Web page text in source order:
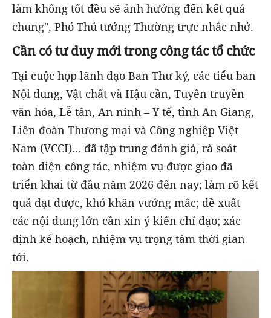
làm không tốt đều sẽ ảnh hưởng đến kết quả
chung", Phó Thủ tướng Thường trực nhắc nhở.
Cần có tư duy mới trong công tác tổ chức
Tại cuộc họp lãnh đạo Ban Thư ký, các tiểu ban
Nội dung, Vật chất và Hậu cần, Tuyên truyền
văn hóa, Lễ tân, An ninh – Y tế, tỉnh An Giang,
Liên đoàn Thương mại và Công nghiệp Việt
Nam (VCCI)… đã tập trung đánh giá, rà soát
toàn diện công tác, nhiệm vụ được giao đã
triển khai từ đầu năm 2026 đến nay; làm rõ kết
quả đạt được, khó khăn vướng mắc; đề xuất
các nội dung lớn cần xin ý kiến chỉ đạo; xác
định kế hoạch, nhiệm vụ trọng tâm thời gian
tới.